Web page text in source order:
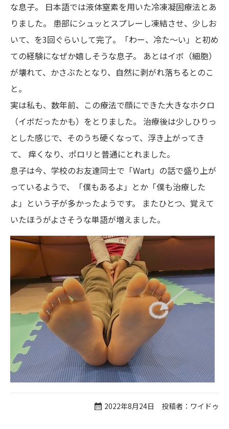
な息子。 日本語では液体窒素を用いた冷凍凝固療法とあ
りました。 患部にシュッとスプレーし凍結させ、少しお
いて、を3回ぐらいして完了。「わー、冷た〜い」と初め
ての経験になぜか嬉しそうな息子。 あとはイボ（細胞）
が壊れて、かさぶたとなり、自然に剥がれ落ちるとのこ
と。
実は私も、数年前、この療法で顔にできた大きなホクロ
（イボだったかも）をとりました。 治療後は少しひりっ
とした感じで、そのうち硬くなって、浮き上がってき
て、 痒くなり、ポロリと普通にとれました。
息子は今、学校のお友達同士で「Wart」の話で盛り上が
っているようで、「僕もあるよ」とか「僕も治療した
よ」という子が多かったようです。 またひとつ、覚えて
いたほうがよさそうな単語が増えました。
2022年8月24日 投稿者：ワイドゥ